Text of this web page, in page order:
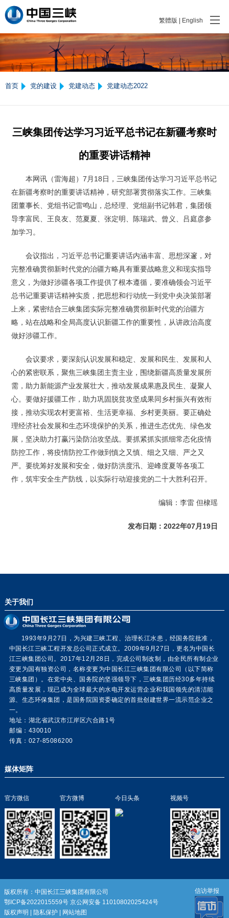
繁體版 English
首页 党的建设 党建动态 党建动态2022
三峡集团传达学习习近平总书记在新疆考察时
的重要讲话精神
本网讯（雷海超）7月18日，三峡集团传达学习习近平总书记
在新疆考察时的重要讲话精神，研究部署贯彻落实工作。三峡集
团董事长、党组书记雷鸣山，总经理、党组副书记韩君，集团领
导李富民、王良友、范夏夏、张定明、陈瑞武、曾义、吕庭彦参
加学习。
会议指出，习近平总书记重要讲话内涵丰富、思想深邃，对
完整准确贯彻新时代党的治疆方略具有重要战略意义和现实指导
意义，为做好涉疆各项工作提供了根本遵循，要准确领会习近平
总书记重要讲话精神实质，把思想和行动统一到党中央决策部署
上来，紧密结合三峡集团实际完整准确贯彻新时代党的治疆方
略，站在战略和全局高度认识新疆工作的重要性，从讲政治高度
做好涉疆工作。
会议要求，要深刻认识发展和稳定、发展和民生、发展和人
心的紧密联系，聚焦三峡集团主责主业，围绕新疆高质量发展所
需，助力新能源产业发展壮大，推动发展成果惠及民生、凝聚人
心。要做好援疆工作，助力巩固脱贫攻坚成果同乡村振兴有效衔
接，推动实现农村更富裕、生活更幸福、乡村更美丽。要正确处
理经济社会发展和生态环境保护的关系，推进生态优先、绿色发
展，坚决助力打赢污染防治攻坚战。要抓紧抓实抓细常态化疫情
防控工作，将疫情防控工作做到慎之又慎、细之又细、严之又
严。要统筹好发展和安全，做好防洪度汛、迎峰度夏等各项工
作，筑牢安全生产防线，以实际行动迎接党的二十大胜利召开。
编辑：李雷 但棣瑶
发布日期：2022年07月19日
关于我们
1993年9月27日，为兴建三峡工程、治理长江水患，经国务院批准，
中国长江三峡工程开发总公司正式成立。2009年9月27日，更名为中国长
江三峡集团公司。2017年12月28日，完成公司制改制，由全民所有制企业
变更为国有独资公司，名称变更为中国长江三峡集团有限公司（以下简称
三峡集团）。在党中央、国务院的坚强领导下，三峡集团历经30多年持续
高质量发展，现已成为全球最大的水电开发运营企业和我国领先的清洁能
源、生态环保集团，是国务院国资委确定的首批创建世界一流示范企业之
一。
地址：湖北省武汉市江岸区六合路1号
邮编：430010
传真：027-85086200
媒体矩阵
官方微信 官方微博 今日头条 视频号
版权所有：中国长江三峡集团有限公司
鄂ICP备2022015559号 京公网安备 11010802025424号
版权声明
隐私保护| 网站地图
信访举报